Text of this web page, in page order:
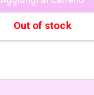
Out of stock